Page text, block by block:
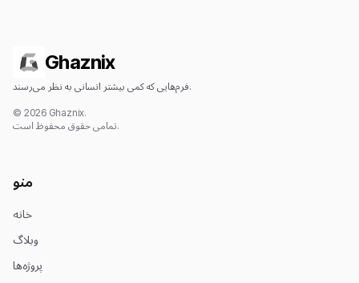
Ghaznix
فرم‌هایی که کمی بیشتر انسانی به نظر می‌رسند.
© 2026 Ghaznix.
تمامی حقوق محفوظ است.
منو
خانه
وبلاگ
پروژه‌ها